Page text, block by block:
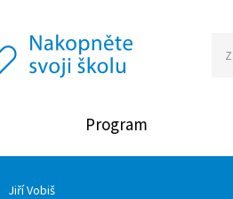
Program
Jiří Vobiš